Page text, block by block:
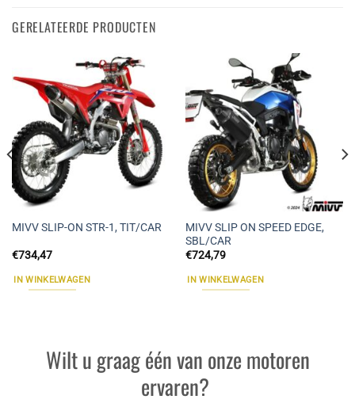
GERELATEERDE PRODUCTEN
MIVV SLIP-ON STR-1, TIT/CAR
€734,47
IN WINKELWAGEN
MIVV SLIP ON SPEED EDGE,
SBL/CAR
€724,79
IN WINKELWAGEN
Wilt u graag één van onze motoren
ervaren?